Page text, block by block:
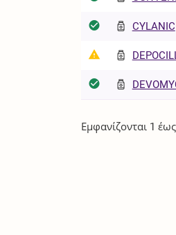
CYLANIC
Εμφανίζονται 1